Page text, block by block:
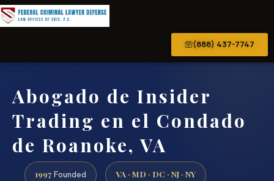
(888) 437-7747
Abogado de Insider
Trading en el Condado
de Roanoke, VA
1997 Founded VA · MD · DC · NJ · NY